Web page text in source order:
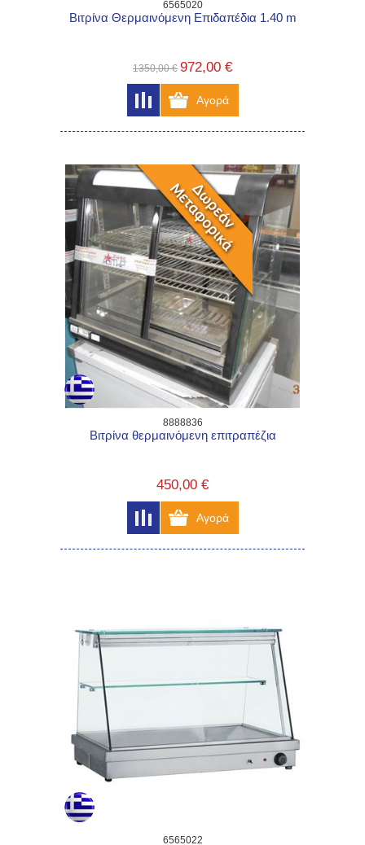
6565020
Βιτρίνα Θερμαινόμενη Επιδαπέδια 1.40 m
1350,00 € 972,00 €
8888836
Βιτρίνα θερμαινόμενη επιτραπέζια
450,00 €
6565022